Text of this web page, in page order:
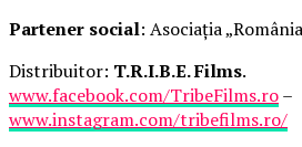
Partener social: Asociația
Distribuitor: T.R.I.B.E. Films.
www.facebook.com/TribeFilms.ro–
www.instagram.com/tribefilms.ro/